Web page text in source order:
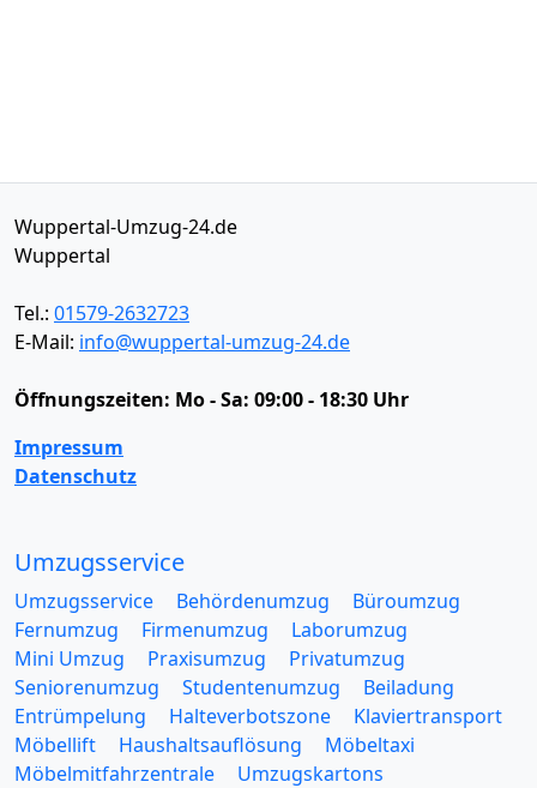
Wuppertal-Umzug-24.de
Wuppertal
Tel.: 01579-2632723
E-Mail: info@wuppertal-umzug-24.de
Öffnungszeiten: Mo - Sa: 09:00 - 18:30 Uhr
Impressum
Datenschutz
Umzugsservice
Umzugsservice Behördenumzug
Büroumzug
Fernumzug
Firmenumzug
Laborumzug
Mini Umzug
Praxisumzug
Privatumzug
Seniorenumzug
Studentenumzug
Beiladung
Entrümpelung
Halteverbotszone
Klaviertransport
Möbellift
Haushaltsauflösung
Möbeltaxi
Möbelmitfahrzentrale
Umzugskartons